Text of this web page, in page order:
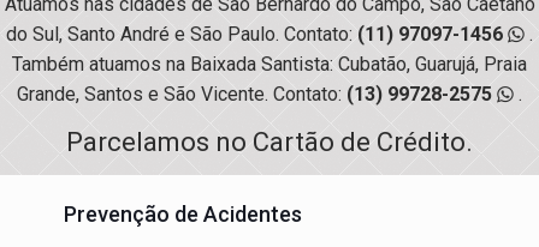
Atuamos nas cidades de São Bernardo do Campo, São Caetano
do Sul, Santo André e São Paulo. Contato: (11) 97097-1456
.
Também atuamos na Baixada Santista: Cubatão, Guarujá, Praia
Grande, Santos e São Vicente. Contato: (13) 99728-2575 .
Parcelamos no Cartão de Crédito.
Prevenção de Acidentes